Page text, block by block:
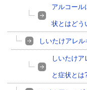
アルコール
状とはどう
しいたけアレル
しいたけ
と症状とは